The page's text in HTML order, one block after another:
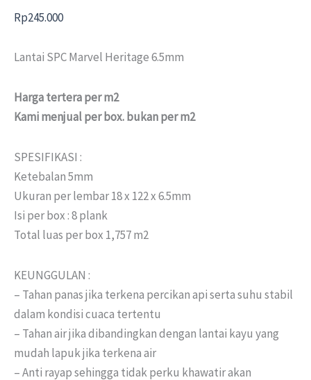
Rp245.000
Lantai SPC Marvel Heritage 6.5mm
Harga tertera per m2
Kami menjual per box. bukan per m2
SPESIFIKASI :
Ketebalan 5mm
Ukuran per lembar 18 x 122 x 6.5mm
Isi per box : 8 plank
Total luas per box 1,757 m2
KEUNGGULAN :
– Tahan panas jika terkena percikan api serta suhu stabil
dalam kondisi cuaca tertentu
– Tahan air jika dibandingkan dengan lantai kayu yang
mudah lapuk jika terkena air
– Anti rayap sehingga tidak perku khawatir akan